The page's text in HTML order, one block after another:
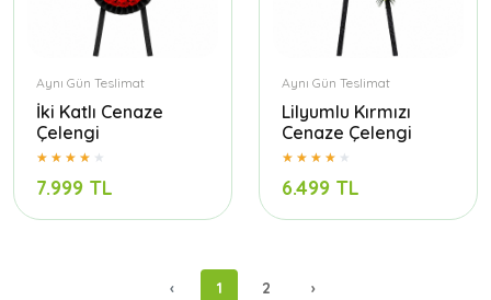
Aynı Gün Teslimat
İki Katlı Cenaze
Çelengi
7.999 TL
Aynı Gün Teslimat
Lilyumlu Kırmızı
Cenaze Çelengi
6.499 TL
‹ 1 2 ›